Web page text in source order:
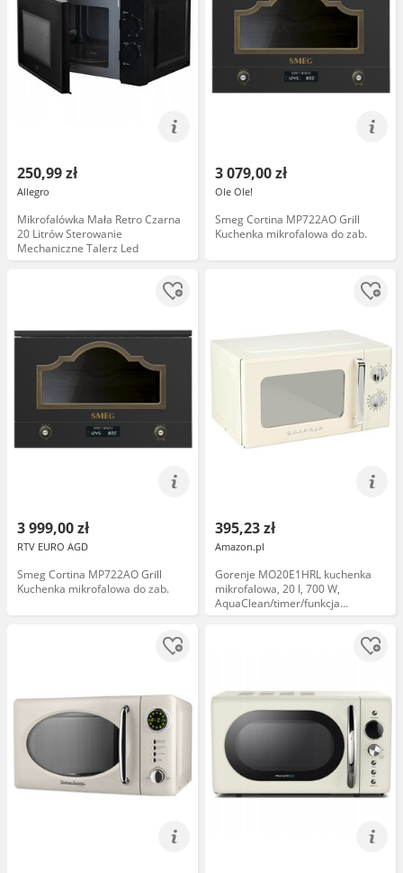
250,99 zł
Allegro
Mikrofalówka Mała Retro Czarna
20 Litrów Sterowanie
Mechaniczne Talerz Led
3 079,00 zł
Ole Ole!
Smeg Cortina MP722AO Grill
Kuchenka mikrofalowa do zab.
3 999,00 zł
RTV EURO AGD
Smeg Cortina MP722AO Grill
Kuchenka mikrofalowa do zab.
395,23 zł
Amazon.pl
Gorenje MO20E1HRL kuchenka
mikrofalowa, 20 l, 700 W,
AquaClean/timer/funkcja
rozmrażania, 5 poziomów mocy,